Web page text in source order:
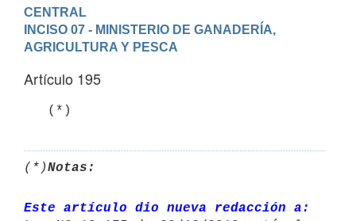
CENTRAL
INCISO 07 - MINISTERIO DE GANADERÍA,
AGRICULTURA Y PESCA
Artículo 195
   (*)
(*)Notas:
Este artículo dio nueva redacción a: